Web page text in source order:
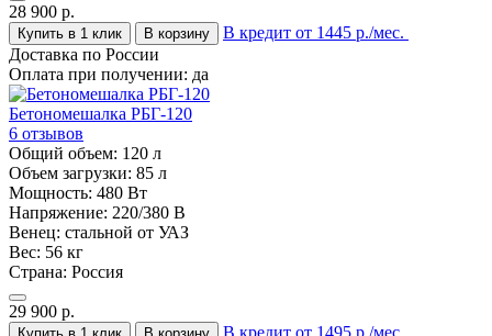
28 900 р.
Купить в 1 клик В корзину
В кредит от 1445 р./мес.
Доставка по России
Оплата при получении: да
Бетономешалка РБГ-120
6 отзывов
Общий объем: 120 л
Объем загрузки: 85 л
Мощность: 480 Вт
Напряжение: 220/380 В
Венец: стальной от УАЗ
Вес: 56 кг
Страна: Россия
29 900 р.
В кредит от 1495 р./мес.